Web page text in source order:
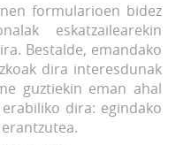
formularioen bidez
eskatzailearekin
Bestalde, emandako
dira interesdunak
guztiekin eman ahal
dira: egindako